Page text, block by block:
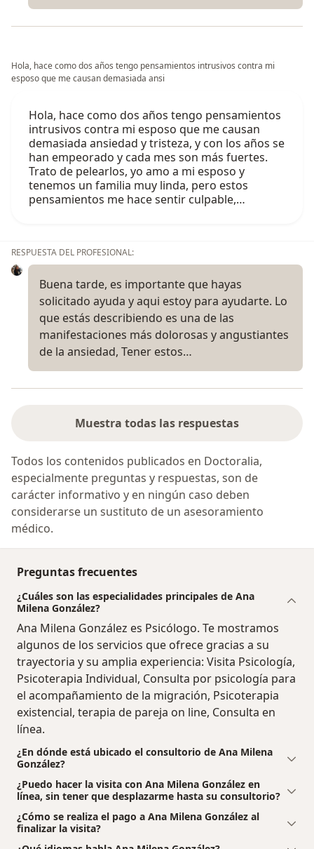
Hola, hace como dos años tengo pensamientos intrusivos contra mi
esposo que me causan demasiada ansi
Hola, hace como dos años tengo pensamientos
intrusivos contra mi esposo que me causan
demasiada ansiedad y tristeza, y con los años se
han empeorado y cada mes son más fuertes.
Trato de pelearlos, yo amo a mi esposo y
tenemos un familia muy linda, pero estos
pensamientos me hace sentir culpable,…
RESPUESTA DEL PROFESIONAL:
Buena tarde, es importante que hayas
solicitado ayuda y aqui estoy para ayudarte. Lo
que estás describiendo es una de las
manifestaciones más dolorosas y angustiantes
de la ansiedad, Tener estos…
Muestra todas las respuestas
Todos los contenidos publicados en Doctoralia,
especialmente preguntas y respuestas, son de
carácter informativo y en ningún caso deben
considerarse un sustituto de un asesoramiento
médico.
Preguntas frecuentes
¿Cuáles son las especialidades principales de Ana
Milena González?
Ana Milena González es Psicólogo. Te mostramos
algunos de los servicios que ofrece gracias a su
trayectoria y su amplia experiencia: Visita Psicología,
Psicoterapia Individual, Consulta por psicología para
el acompañamiento de la migración, Psicoterapia
existencial, terapia de pareja on line, Consulta en
línea.
¿En dónde está ubicado el consultorio de Ana Milena
González?
¿Puedo hacer la visita con Ana Milena González en
línea, sin tener que desplazarme hasta su consultorio?
¿Cómo se realiza el pago a Ana Milena González al
finalizar la visita?